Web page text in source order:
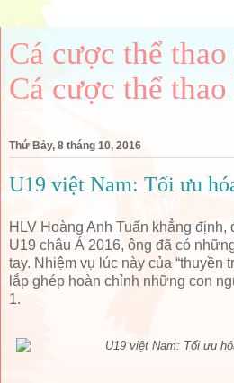
Cá cược thể
Cá cược thể
Thứ Bảy, 8 tháng 10, 2016
U19 việt Nam: Tối ưu
HLV Hoàng Anh Tuấn khẳng định,
U19 châu Á 2016, ông đã có
tay. Nhiệm vụ lúc này của “thuyền
lắp ghép hoàn chỉnh những con
1.